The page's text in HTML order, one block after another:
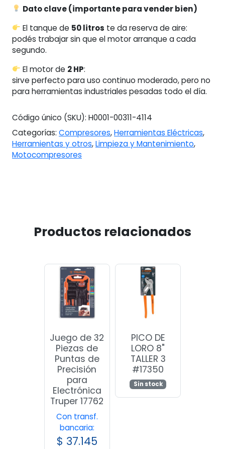
Dato clave (importante para vender bien)
El tanque de 50 litros te da reserva de aire:
podés trabajar sin que el motor arranque a cada
segundo.
El motor de 2 HP:
sirve perfecto para uso continuo moderado, pero no
para herramientas industriales pesadas todo el día.
Código único (SKU): H0001-00311-4114
Categorías: Compresores,Herramientas Eléctricas,
Herramientas y otros,Limpieza y Mantenimiento,
Motocompresores
Productos relacionados
Juego de 32
Piezas de
Puntas de
Precisión
para
Electrónica
Truper 17762
Con transf.
bancaria:
$ 37.145
PICO DE
LORO 8"
TALLER 3
#17350
Sin stock